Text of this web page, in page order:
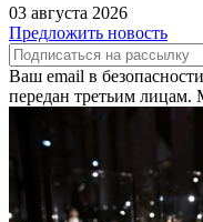
03 августа 2026
Предложить новость
Ваш email в
передан третьим